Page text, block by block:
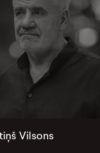
Vilsons